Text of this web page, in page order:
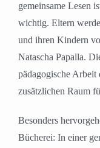
gemeinsame Lesen
wichtig. Eltern
und ihren Kindern
Natascha Papalla.
pädagogische Arbeit
zusätzlichen Raum
Besonders
Bücherei: In einer